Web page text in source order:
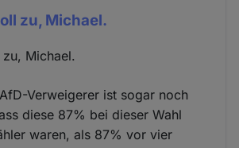
zu, Michael.
Michael.
Verweigerer ist sogar noch
diese 87% bei dieser Wahl
waren, als 87% vor vier